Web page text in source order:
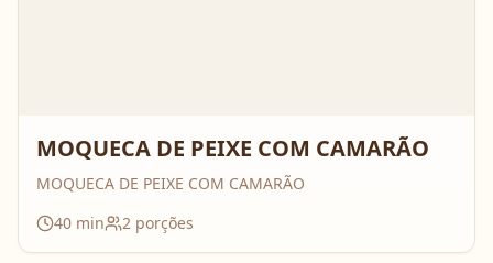
MOQUECA DE PEIXE COM CAMARÃO
MOQUECA DE PEIXE COM CAMARÃO
40 min 2 porções